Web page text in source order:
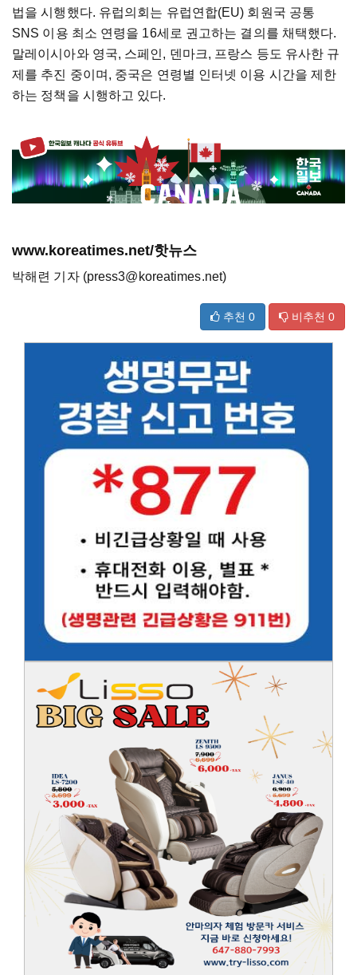
법을 시행했다. 유럽의회는 유럽연합(EU) 회원국 공통
SNS 이용 최소 연령을 16세로 권고하는 결의를 채택했다.
말레이시아와 영국, 스페인, 덴마크, 프랑스 등도 유사한 규
제를 추진 중이며, 중국은 연령별 인터넷 이용 시간을 제한
하는 정책을 시행하고 있다.
www.koreatimes.net/핫뉴스
박해련 기자 (press3@koreatimes.net)
추천 0 비추천 0